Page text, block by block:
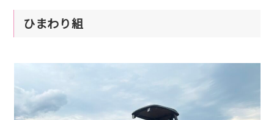
ひまわり組